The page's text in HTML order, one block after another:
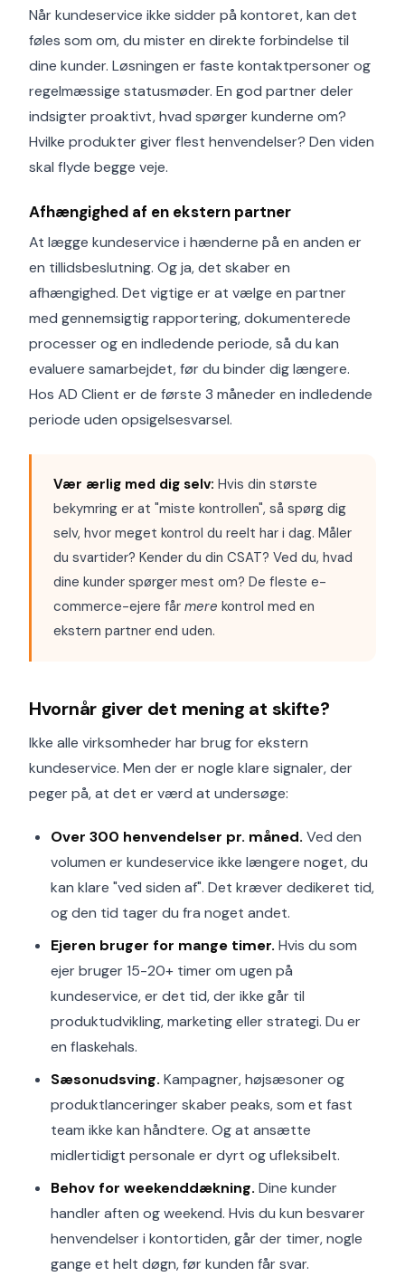
Når kundeservice ikke sidder på kontoret, kan det
føles som om, du mister en direkte forbindelse til
dine kunder. Løsningen er faste kontaktpersoner og
regelmæssige statusmøder. En god partner deler
indsigter proaktivt, hvad spørger kunderne om?
Hvilke produkter giver flest henvendelser? Den viden
skal flyde begge veje.
Afhængighed af en ekstern partner
At lægge kundeservice i hænderne på en anden er
en tillidsbeslutning. Og ja, det skaber en
afhængighed. Det vigtige er at vælge en partner
med gennemsigtig rapportering, dokumenterede
processer og en indledende periode, så du kan
evaluere samarbejdet, før du binder dig længere.
Hos AD Client er de første 3 måneder en indledende
periode uden opsigelsesvarsel.
Vær ærlig med dig selv: Hvis din største
bekymring er at "miste kontrollen", så spørg dig
selv, hvor meget kontrol du reelt har i dag. Måler
du svartider? Kender du din CSAT? Ved du, hvad
dine kunder spørger mest om? De fleste e-
commerce-ejere får mere kontrol med en
ekstern partner end uden.
Hvornår giver det mening at skifte?
Ikke alle virksomheder har brug for ekstern
kundeservice. Men der er nogle klare signaler, der
peger på, at det er værd at undersøge:
Over 300 henvendelser pr. måned. Ved den
volumen er kundeservice ikke længere noget, du
kan klare "ved siden af". Det kræver dedikeret tid,
og den tid tager du fra noget andet.
Ejeren bruger for mange timer. Hvis du som
ejer bruger 15-20+ timer om ugen på
kundeservice, er det tid, der ikke går til
produktudvikling, marketing eller strategi. Du er
en flaskehals.
Sæsonudsving. Kampagner, højsæsoner og
produktlanceringer skaber peaks, som et fast
team ikke kan håndtere. Og at ansætte
midlertidigt personale er dyrt og ufleksibelt.
Behov for weekenddækning. Dine kunder
handler aften og weekend. Hvis du kun besvarer
henvendelser i kontortiden, går der timer, nogle
gange et helt døgn, før kunden får svar.